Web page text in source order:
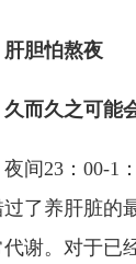
肝胆怕熬夜
久而久之可能
夜间23：00-1
过了养肝脏的
代谢。对于已